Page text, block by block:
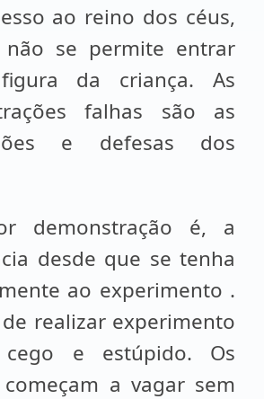
ao reino dos céus,
se permite entrar
da criança. As
falhas são as
e defesas dos
demonstração é, a
desde que se tenha
ao experimento .
realizar experimento
e estúpido. Os
a vagar sem